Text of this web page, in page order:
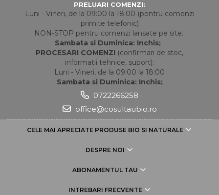
PRELUARI COMENZI:
Luni - Vineri, de la 09:00 la 18:00 (pentru comenzi
primite telefonic)
NON-STOP pentru comenzi lansate pe site.
Sambata si Duminica: Inchis;
PROCESARI COMENZI (confirmari de stoc,
informatii tehnice, suport):
Luni - Vineri, de la 09:00 la 18:00
Sambata si Duminica: Inchis;
0722266258
office@cosultaubio.ro
CELE MAI APRECIATE PRODUSE BIO SI NATURALE
DESPRE NOI
ABONAMENTUL TAU
INTREBARI FRECVENTE